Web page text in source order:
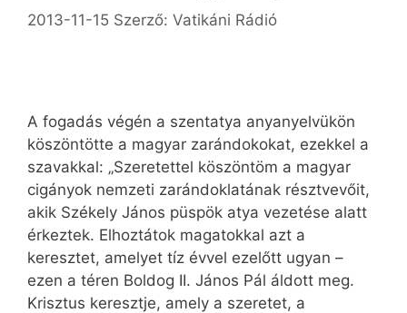
2013-11-15 Szerző: Vatikáni Rádió
A fogadás végén a szentatya anyanyelvükön
köszöntötte a magyar zarándokokat, ezekkel a
szavakkal: „Szeretettel köszöntöm a magyar
cigányok nemzeti zarándoklatának résztvevőit,
akik Székely János püspök atya vezetése alatt
érkeztek. Elhoztátok magatokkal azt a
keresztet, amelyet tíz évvel ezelőtt ugyan –
ezen a téren Boldog II. János Pál áldott meg.
Krisztus keresztje, amely a szeretet, a